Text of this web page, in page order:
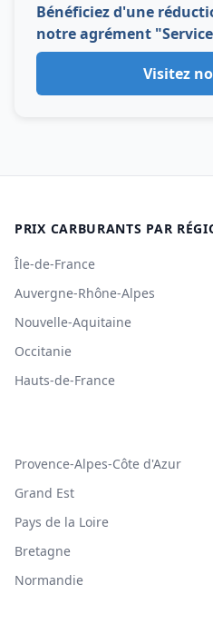
Bénéficiez d'une
notre agrément
Visitez
PRIX CARBURANTS PAR
Île-de-France
Auvergne-Rhône-Alpes
Nouvelle-Aquitaine
Occitanie
Hauts-de-France
Provence-Alpes-Côte d'Azur
Grand Est
Pays de la Loire
Bretagne
Normandie